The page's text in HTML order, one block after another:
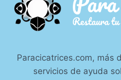
Paracicatrices.com, más
servicios de ayuda